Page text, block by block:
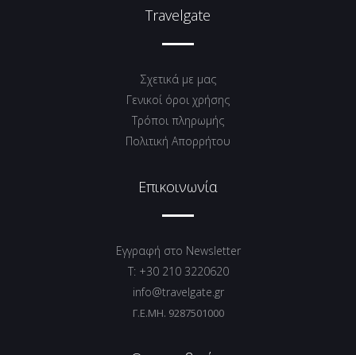
Travelgate
Σχετικά με μας
Γενικοί όροι χρήσης
Tρόποι πληρωμής
Πολιτική Απορρήτου
Επικοινωνία
Εγγραφή στο Newsletter
T: +30 210 3220620
info@travelgate.gr
Γ.Ε.ΜΗ. 9287501000